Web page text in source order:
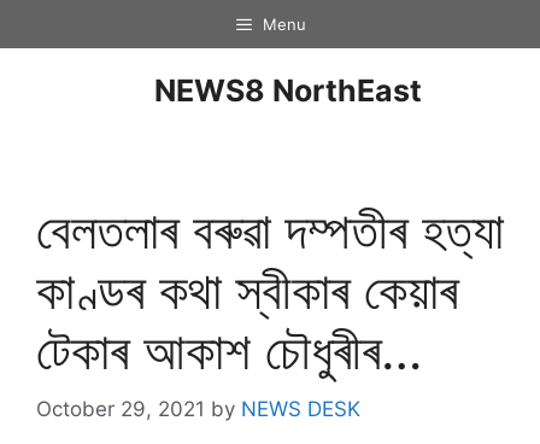
Menu
NEWS8 NorthEast
বেলতলাৰ বৰুৱা দম্পতীৰ হত্যা
কাণ্ডৰ কথা স্বীকাৰ কেয়াৰ
টেকাৰ আকাশ চৌধুৰীৰ…
October 29, 2021 by NEWS DESK